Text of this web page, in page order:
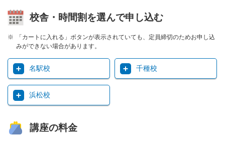
校舎・時間割を選んで申し込む
「カートに入れる」ボタンが表示されていても、定員締切のためお申し込
みができない場合があります。
名駅校 千種校
浜松校
講座の料金